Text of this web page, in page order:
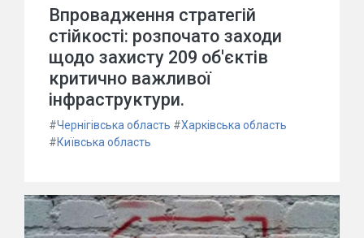
Впровадження стратегій
стійкості: розпочато заходи
щодо захисту 209 об'єктів
критично важливої
інфраструктури.
#Чернігівська область #Харківська область
#Київська область